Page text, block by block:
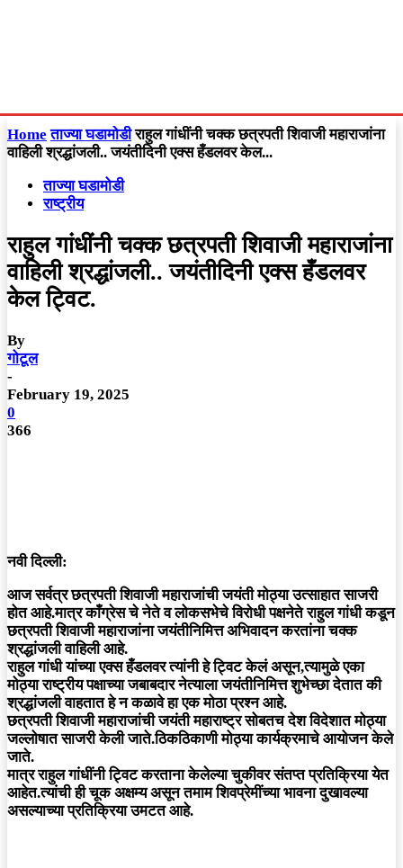
Home ताज्या घडामोडी राहुल गांधींनी चक्क छत्रपती शिवाजी महाराजांना
वाहिली श्रद्धांजली.. जयंतीदिनी एक्स हँडलवर केल...
ताज्या घडामोडी
राष्ट्रीय
राहुल गांधींनी चक्क छत्रपती शिवाजी महाराजांना
वाहिली श्रद्धांजली.. जयंतीदिनी एक्स हँडलवर
केल ट्विट.
By
गोटूल
-
February 19, 2025
0
366
नवी दिल्ली:
आज सर्वत्र छत्रपती शिवाजी महाराजांची जयंती मोठ्या उत्साहात साजरी
होत आहे.मात्र काँग्रेस चे नेते व लोकसभेचे विरोधी पक्षनेते राहुल गांधी कडून
छत्रपती शिवाजी महाराजांना जयंतीनिमित्त अभिवादन करतांना चक्क
श्रद्धांजली वाहिली आहे.
राहुल गांधी यांच्या एक्स हँडलवर त्यांनी हे ट्विट केलं असून,त्यामुळे एका
मोठ्या राष्ट्रीय पक्षाच्या जबाबदार नेत्याला जयंतीनिमित्त शुभेच्छा देतात की
श्रद्धांजली वाहतात हे न कळावे हा एक मोठा प्रश्न आहे.
छत्रपती शिवाजी महाराजांची जयंती महाराष्ट्र सोबतच देश विदेशात मोठ्या
जल्लोषात साजरी केली जाते.ठिकठिकाणी मोठ्या कार्यक्रमाचे आयोजन केले
जाते.
मात्र राहुल गांधींनी ट्विट करताना केलेल्या चुकीवर संतप्त प्रतिक्रिया येत
आहेत.त्यांची ही चूक अक्षम्य असून तमाम शिवप्रेमींच्या भावना दुखावल्या
असल्याच्या प्रतिक्रिया उमटत आहे.